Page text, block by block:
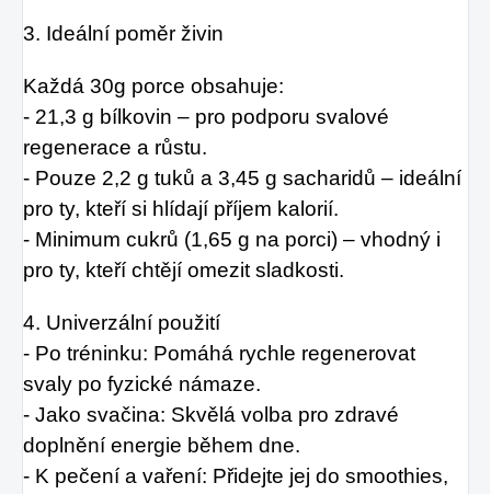
3. Ideální poměr živin
Každá 30g porce obsahuje:
- 21,3 g bílkovin – pro podporu svalové
regenerace a růstu.
- Pouze 2,2 g tuků a 3,45 g sacharidů – ideální
pro ty, kteří si hlídají příjem kalorií.
- Minimum cukrů (1,65 g na porci) – vhodný i
pro ty, kteří chtějí omezit sladkosti.
4. Univerzální použití
- Po tréninku: Pomáhá rychle regenerovat
svaly po fyzické námaze.
- Jako svačina: Skvělá volba pro zdravé
doplnění energie během dne.
- K pečení a vaření: Přidejte jej do smoothies,